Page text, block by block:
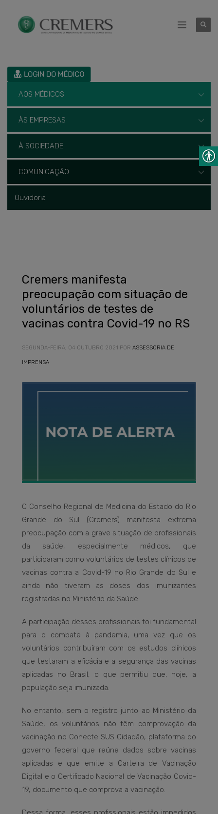
AOS MÉDICOS
ÀS EMPRESAS
À SOCIEDADE
COMUNICAÇÃO
Ouvidoria
Cremers manifesta
preocupação com situação de
voluntários de testes de
vacinas contra Covid-19 no RS
SEGUNDA-FEIRA, 04 OUTUBRO 2021 POR ASSESSORIA DE
IMPRENSA
O Conselho Regional de Medicina do Estado do Rio
Grande do Sul (Cremers) manifesta extrema
preocupação com a grave situação de profissionais
da saúde, especialmente médicos, que
participaram como voluntários de testes clínicos de
vacinas contra a Covid-19 no Rio Grande do Sul e
ainda não tiveram as doses dos imunizantes
registradas no Ministério da Saúde.
A participação desses profissionais foi fundamental
para o combate à pandemia, uma vez que os
voluntários contribuíram com os estudos clínicos
que testaram a eficácia e a segurança das vacinas
aplicadas no Brasil, o que permitiu que, hoje, a
população seja imunizada.
No entanto, sem o registro junto ao Ministério da
Saúde, os voluntários não têm comprovação da
vacinação no Conecte SUS Cidadão, plataforma do
governo federal que reúne dados sobre vacinas
aplicadas e que emite a Carteira de Vacinação
Digital e o Certificado Nacional de Vacinação Covid-
19, documento que comprova a vacinação.